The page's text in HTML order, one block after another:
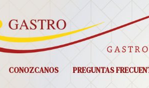
CONOZCANOS PREGUNTAS